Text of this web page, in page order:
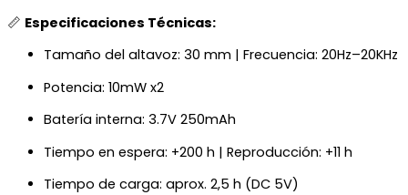
📏 Especificaciones Técnicas:
Tamaño del altavoz: 30 mm | Frecuencia: 20Hz–20KHz
Potencia: 10mW x2
Batería interna: 3.7V 250mAh
Tiempo en espera: +200 h | Reproducción: +11 h
Tiempo de carga: aprox. 2,5 h (DC 5V)